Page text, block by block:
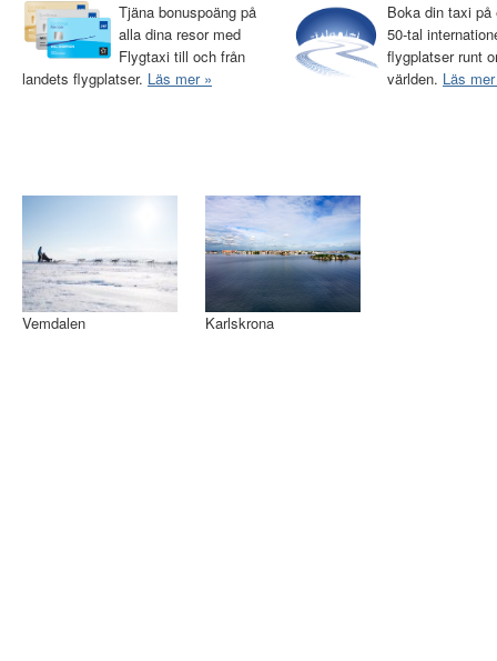
Tjäna bonuspoäng på
alla dina resor med
Flygtaxi till och från
landets flygplatser. Läs mer »
Boka din taxi på
50-tal
flygplatser runt
världen. Läs
Vemdalen Karlskrona